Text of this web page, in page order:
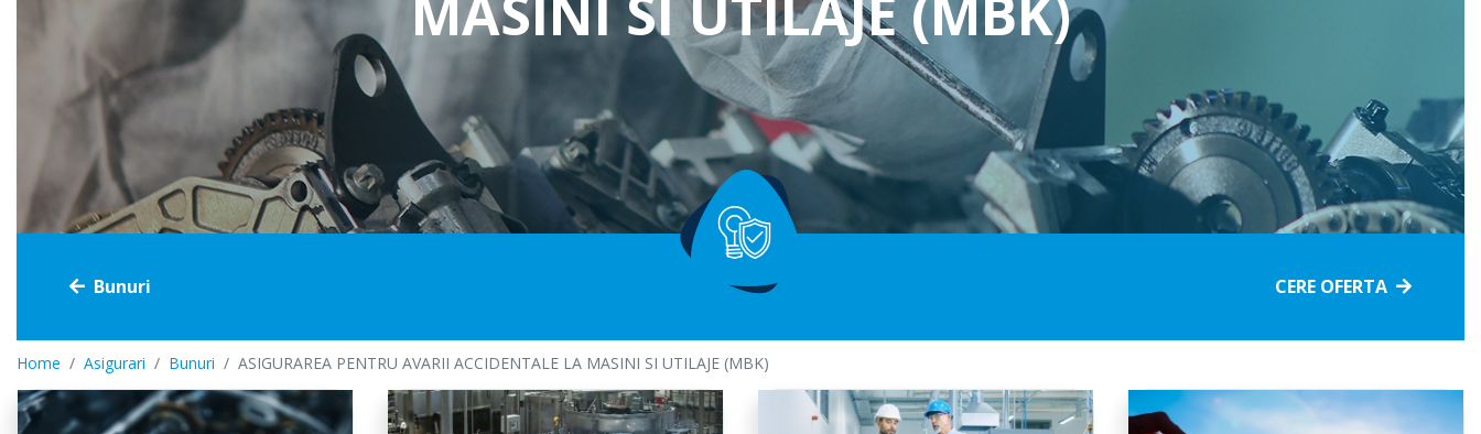
Cumpara online
Asigurare facultativa
Profesionale
Alte tipuri de raspunderi civile
Satanate si boli
Celule stem
Deces
&Investitii
Pentru viza in
Bunuri CERE OFERTA
Home Asigurari Bunuri ASIGURAREA PENTRU AVARII ACCIDENTALE LA MASINI SI UTILAJE (MBK)